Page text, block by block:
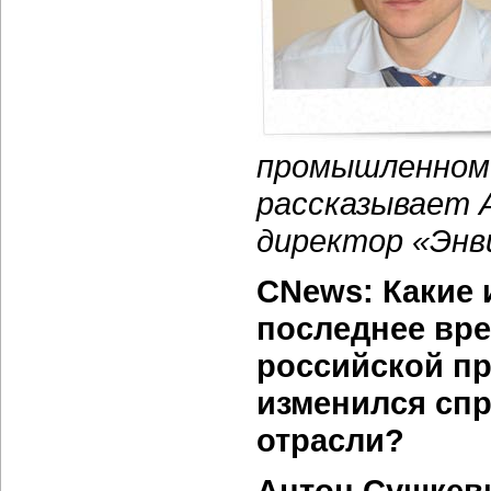
рассказывает
директор
CNews: Какие
последнее
российской
изменился
отрасли?